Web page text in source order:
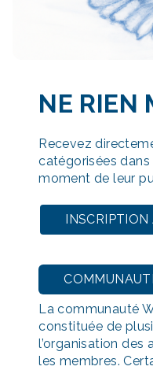
NE RIEN
Recevez
catégorisées
moment de leur
La communauté
constituée de
l’organisation des
les membres.